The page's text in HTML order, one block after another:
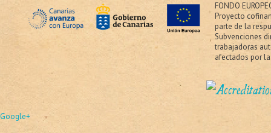
FONDO
Proyecto
parte de la
Subvenciones
trabajadoras
afectados por
Google+